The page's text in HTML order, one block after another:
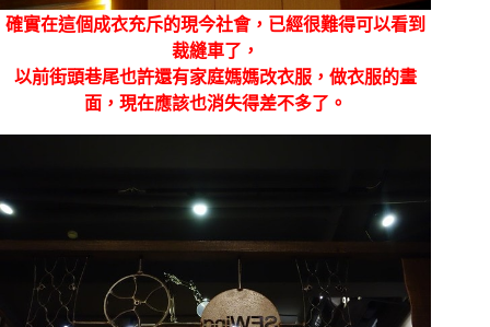
確實在這個成衣充斥的現今社會，已經很難得可以看到
裁縫車了，
以前街頭巷尾也許還有家庭媽媽改衣服，做衣服的畫
面，現在應該也消失得差不多了。